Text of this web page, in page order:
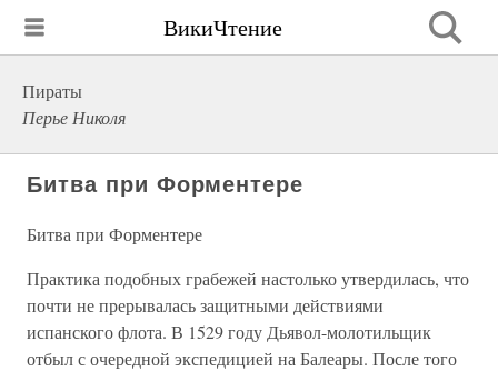
ВикиЧтение
Пираты
Перье Николя
Битва при Форментере
Битва при Форментере
Практика подобных грабежей настолько утвердилась, что
почти не прерывалась защитными действиями
испанского флота. В 1529 году Дьявол-молотильщик
отбыл с очередной экспедицией на Балеары. После того